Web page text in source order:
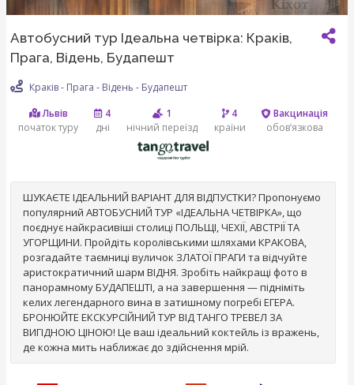
Автобусний тур Ідеальна четвірка: Краків,
Прага, Відень, Будапешт
Краків - Прага - Відень - Будапешт
Львів
початок туру
4
дні
1
нічний переїзд
4
країни
Вакцинація
обов’язкова
ШУКАЄТЕ ІДЕАЛЬНИЙ ВАРІАНТ ДЛЯ ВІДПУСТКИ? Пропонуємо
популярний АВТОБУСНИЙ ТУР «ІДЕАЛЬНА ЧЕТВІРКА», що
поєднує найкрасивіші столиці ПОЛЬЩІ, ЧЕХІЇ, АВСТРІЇ ТА
УГОРЩИНИ. Пройдіть королівськими шляхами КРАКОВА,
розгадайте таємниці вуличок ЗЛАТОЇ ПРАГИ та відчуйте
аристократичний шарм ВІДНЯ. Зробіть найкращі фото в
панорамному БУДАПЕШТІ, а на завершення — підніміть
келих легендарного вина в затишному погребі ЕГЕРА.
БРОНЮЙТЕ ЕКСКУРСІЙНИЙ ТУР ВІД ТАНГО ТРЕВЕЛ ЗА
ВИГІДНОЮ ЦІНОЮ! Це ваш ідеальний коктейль із вражень,
де кожна мить наближає до здійснення мрій.